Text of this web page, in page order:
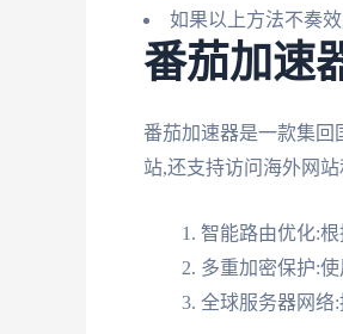
如果以上方法不奏
番茄加速
番茄加速器是一款集回
站,还支持访问海外网
智能路由优化:
多重加密保护:
全球服务器网络